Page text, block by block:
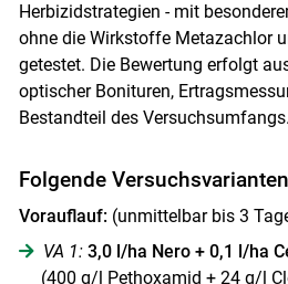
Herbizidstrategien - mit
ohne die Wirkstoffe Metazachlor
getestet. Die Bewertung erfolgt
optischer Bonituren,
Bestandteil des Versuchsumfangs.
Folgende
Vorauflauf:(unmittelbar bis 3
VA 1: 3,0 l/ha Nero + 0,1 l/ha
(400 g/l Pethoxamid + 24 g/l